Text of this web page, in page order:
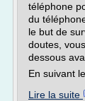
téléphone
du
le but de
doutes,
dessous
En suivant
Lire la suite